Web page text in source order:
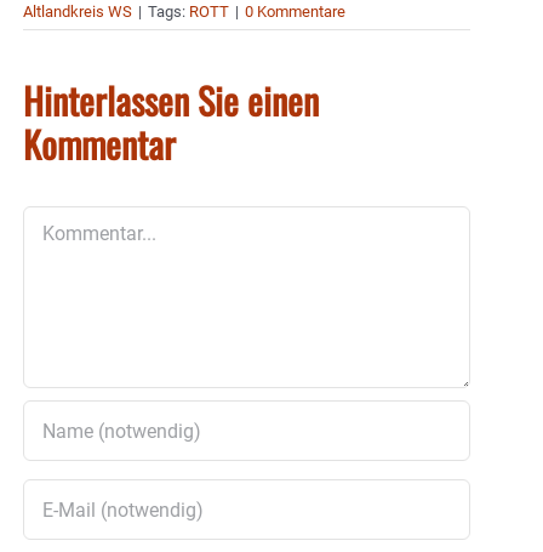
Altlandkreis WS | Tags: ROTT | 0 Kommentare
Hinterlassen Sie einen
Kommentar